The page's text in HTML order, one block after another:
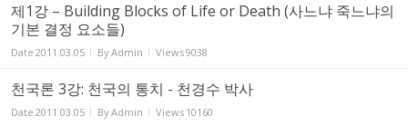
제1강 – Building Blocks of Life or Death (사느냐 죽느냐의
기본 결정 요소들)
Date 2011.03.05 ByAdmin Views9038
천국론 3강: 천국의 통치 - 천경수 박사
Date 2011.03.05 ByAdmin Views 10160